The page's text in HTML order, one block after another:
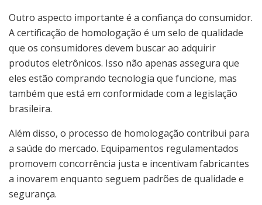
Outro aspecto importante é a confiança do consumidor.
A certificação de homologação é um selo de qualidade
que os consumidores devem buscar ao adquirir
produtos eletrônicos. Isso não apenas assegura que
eles estão comprando tecnologia que funcione, mas
também que está em conformidade com a legislação
brasileira.
Além disso, o processo de homologação contribui para
a saúde do mercado. Equipamentos regulamentados
promovem concorrência justa e incentivam fabricantes
a inovarem enquanto seguem padrões de qualidade e
segurança.